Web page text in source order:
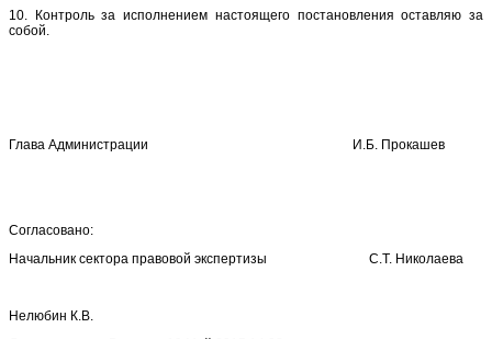
10. Контроль за исполнением настоящего постановления оставляю за
собой.
Глава Администрации И.Б. Прокашев
Согласовано:
Начальник сектора правовой экспертизы С.Т. Николаева
Нелюбин К.В.